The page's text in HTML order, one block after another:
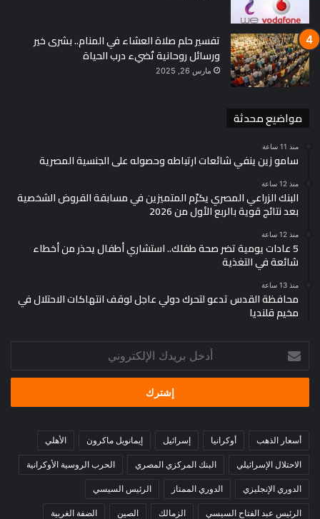
ﺇﻥ ﻛﺜﻴﺮﺍً ﻣﻦ ﺍﻟﻘﺼﻮﺭ ﺍﻟﺘﻲ ﺗﺸﺎﻫﺪﻭﻧﻬﺎ ﻟﻴﺴﺖ ﺇﻻ ﻗﺒﻮﺭﺍً ﺩُﻓﻦ ﻓﻴﻬﺎ ﻧﺴﺎﺀ
ﺃﺣﻴﺎﺀ ﻭﻫﻦ ﻳﻤﺘﻦ ﻓﻲ ﺍﻟﻴﻮﻡ ﺃﻟﻒ ﻣﺮّﺓ .
ﻫﺬﻩ ﺍﻟﻮﺭﺩﺓ ﺍﻟﺘﻲ ﺃﻋﻄﺎﻙ ﺍﻟﻠﻪ ﺇﻳﺎﻫﺎ ﺷﺘﻠﺔ ﺻﻐﻴﺮﺓ ﻓﺰﺭﻋﺘﻬﺎ ﻓﻲ ﺗﺮﺑﺔ
ﻻ ﺗُﻔﺮّﻁ ﺑﻬﺎ ﺇﻻ ﺇﺫﺍ ﻛﺎﻥ ﻃﺎﻟﺒﻬﺎ ﺣﺪﻳﻘﺔ .
☆ ﺍﻟﺪﺭﺱ ﺍﻟﺨﺎﻣﺲ :
ﻋﻨﺪﻣﺎ ﺗﻤﻮﺕ ﻳﻘﻮﻟﻮﻥ ﻋﻨﻚ ﺃﻳﻦ ﺍﻟﺠﺜﺔ؟
ﻭﻋﻨﺪﻣﺎ ﻳﺮﻳﺪﻭﻥ ﺍﻟﺼﻼﺓ ﻋﻠﻴﻚ ﻳﻘﻮﻟﻮﻥ ﺍﺣﻀﺮﻭﺍ ﺍﻟﺠﻨﺎﺯﺓ؟
ﻭﻻ ﻳﻨﺎﺩﻭﻧﻚ ﺑﺎﺳﻤﻚ .
ﻭﻋﻨﺪﻣﺎ ﻳﺸﺮﻋﻮﻥ ﺑﺪﻓﻨﻚ ﻳﻘﻮﻟﻮﻥ ﻗﺮﺑﻮﺍ ﺍﻟﻤﻴﺖ .
ﻓﻤﺎ ﺃﺣﻘﺮ ﻫﺬﻩ ﺍﻟﺪﻧﻴﺎ ﻭﻣﺎ ﺃﻋﻈﻢ ﻣﺎ ﻧﺤﻦ ﻣﻘﺒﻠﻮﻥ ﻋﻠﻴﻪ … اللهم صل
وسلم وبارك على سيدنا محمد صلى الله عليه وسلم
تفسير حلم صلاة العشاء في المنام.. بشرى خير
ورسائل روحانية تُضيء درب الحياة
مارس 26, 2025
مواضيع محدثة
منذ 11 ساعة
سامو زين ينفي شائعات ارتباطه وحصوله على الجنسية المصرية
منذ 12 ساعة
البنك الزراعي المصري يكرّم المتميزين في مسابقة القروض الشخصية
بعد نتائج قوية بالربع الأول من 2026
منذ 12 ساعة
5 عادات يومية تضر صحة طفلك.. استشاري أطفال يحذر من أخطاء
شائعة في التغذية
منذ 13 ساعة
محافظة القدس تدعو لتحرك دولي عاجل لوقف انتهاكات الاحتلال في
مخيم قلنديا
بريدك
الإلكتروني
أسعار الذهب أوكرانيا إسرائيل إيمانويل ماكرون الأهلي
الاحتلال الإسرائيلي البنك المركزي المصري الحرب الروسية الأوكرانية
الدوري الإنجليزي الدوري الممتاز الرئيس السيسي
الرئيس عبد الفتاح السيسي الزمالك الصين الضفة الغربية